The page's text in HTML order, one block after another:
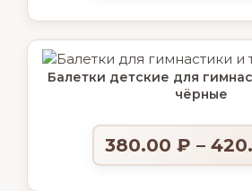
Балетки детские для
чёрные
380.00 ₽ –